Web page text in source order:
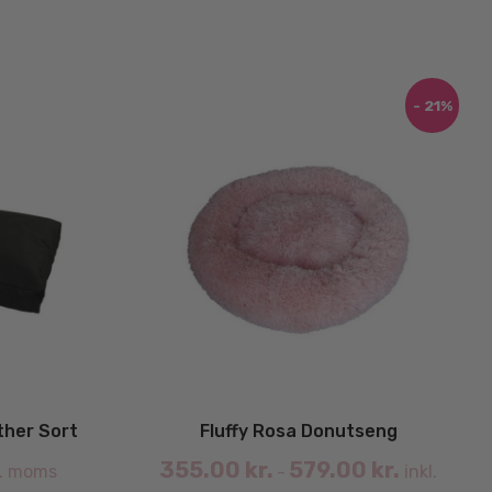
vælges
varesiden
Sort
moms
- 21%
Fluffy Rosa Donutseng
355.00 kr. – 579.00 kr. inkl.